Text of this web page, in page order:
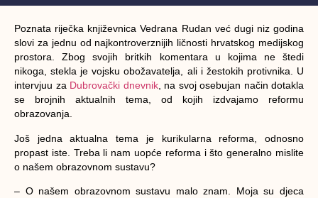
Poznata riječka književnica Vedrana Rudan već dugi niz godina
slovi za jednu od najkontroverznijih ličnosti hrvatskog medijskog
prostora. Zbog svojih britkih komentara u kojima ne štedi
nikoga, stekla je vojsku obožavatelja, ali i žestokih protivnika. U
intervjuu za Dubrovački dnevnik, na svoj osebujan način dotakla
se brojnih aktualnih tema, od kojih izdvajamo reformu
obrazovanja.
Još jedna aktualna tema je kurikularna reforma, odnosno
propast iste. Treba li nam uopće reforma i što generalno mislite
o našem obrazovnom sustavu?
– O našem obrazovnom sustavu malo znam. Moja su djeca